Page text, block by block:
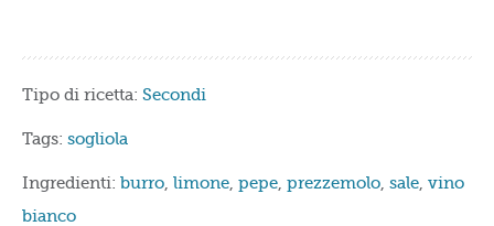
Tipo di ricetta: Secondi
Tags: sogliola
Ingredienti: burro, limone, pepe, prezzemolo, sale, vino
bianco